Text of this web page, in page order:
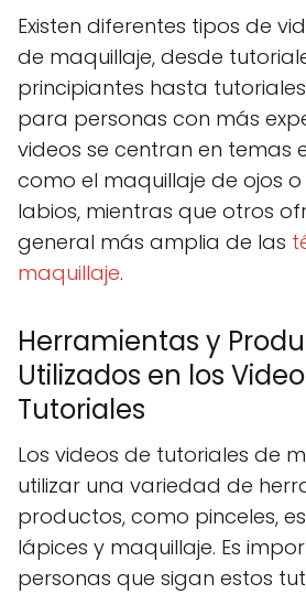
Existen diferentes tipos de
de maquillaje, desde
principiantes hasta
para personas con más
videos se centran en temas
como el maquillaje de ojos
labios, mientras que otros
general más amplia de las
maquillaje.
Herramientas y
Utilizados en los
Tutoriales
Los videos de tutoriales de
utilizar una variedad de
productos, como pinceles,
lápices y maquillaje. Es
personas que sigan estos